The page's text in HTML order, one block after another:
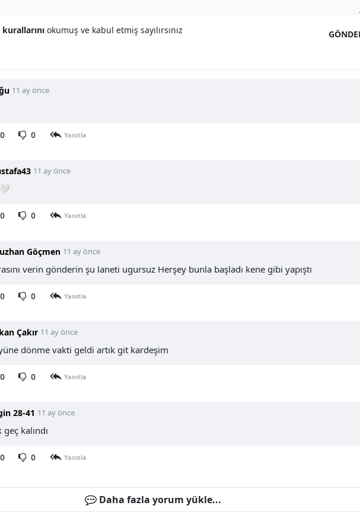
okumuş ve kabul etmiş sayılırsınız
11 ay önce
0 0 Yanıtla
11 ay önce
0 0 Yanıtla
Göçmen 11 ay önce
verin gönderin şu laneti ugursuz Herşey bunla başladı kene gibi yapıştı
0 0 Yanıtla
Çakır 11 ay önce
dönme vakti geldi artık git kardeşim
0 0 Yanıtla
28-41 11 ay önce
geç kalındı
0 0 Yanıtla
Daha fazla yorum yükle...